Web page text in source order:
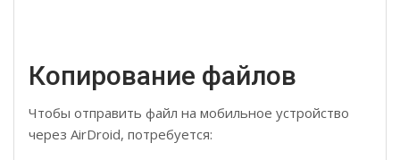
Копирование файлов
Чтобы отправить файл на мобильное устройство
через AirDroid, потребуется: